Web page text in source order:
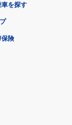
を探す
保険